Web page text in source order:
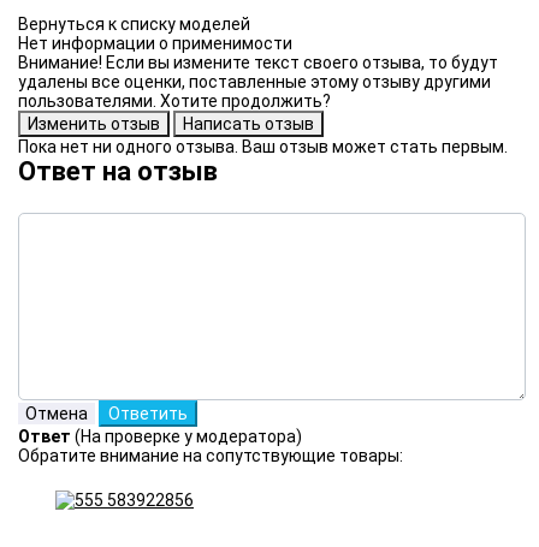
Нет информации о применимости
Внимание! Если вы измените текст своего отзыва, то будут
удалены все оценки, поставленные этому отзыву другими
пользователями. Хотите продолжить?
Пока нет ни одного отзыва. Ваш отзыв может стать первым.
Ответ на отзыв
Ответ (На проверке у модератора)
Обратите внимание на сопутствующие товары: